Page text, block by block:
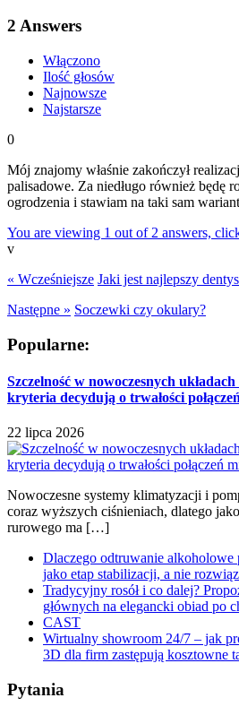
2 Answers
Włączono
Ilość głosów
Najnowsze
Najstarsze
0
Mój znajomy właśnie zakończył
palisadowe. Za niedługo również będę
ogrodzenia i stawiam na taki sam
You are viewing 1 out of 2 answers,
v
« Wcześniejsze Jaki jest najlepszy
Następne » Soczewki czy okulary?
Popularne:
Szczelność w nowoczesnych
kryteria decydują o trwałości
22 lipca 2026
Nowoczesne systemy klimatyzacji i
coraz wyższych ciśnieniach, dlatego
rurowego ma […]
Dlaczego odtruwanie
jako etap stabilizacji, a nie
Tradycyjny rosół i co dalej?
głównych na elegancki obiad po
CAST
Wirtualny showroom 24/7 – jak
3D dla firm zastępują kosztowne
Pytania